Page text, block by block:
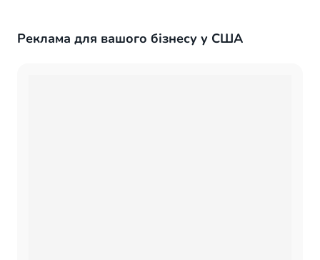
Реклама для вашого бізнесу у США